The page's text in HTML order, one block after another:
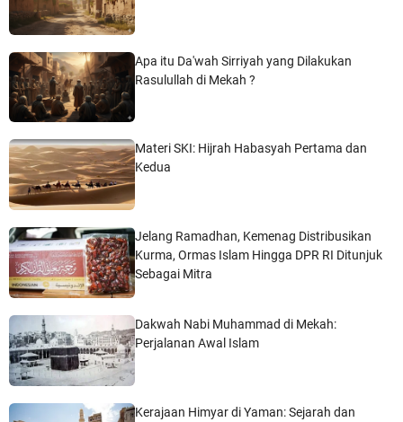
Apa itu Da'wah Sirriyah yang Dilakukan
Rasulullah di Mekah ?
Materi SKI: Hijrah Habasyah Pertama dan
Kedua
Jelang Ramadhan, Kemenag Distribusikan
Kurma, Ormas Islam Hingga DPR RI Ditunjuk
Sebagai Mitra
Dakwah Nabi Muhammad di Mekah:
Perjalanan Awal Islam
Kerajaan Himyar di Yaman: Sejarah dan